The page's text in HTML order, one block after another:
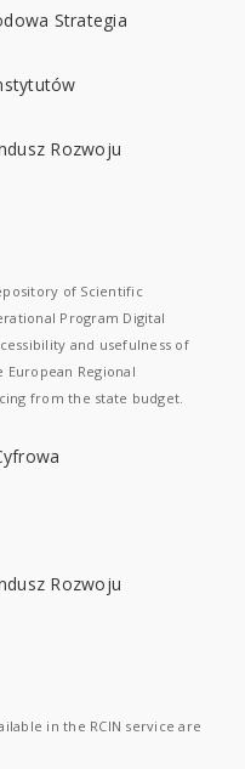
of Scientific
Program Digital
and usefulness of
Regional
from the state budget.
in the RCIN service are